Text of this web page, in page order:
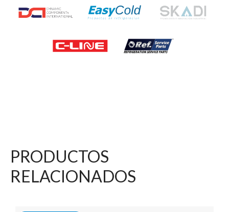
PRODUCTOS
RELACIONADOS